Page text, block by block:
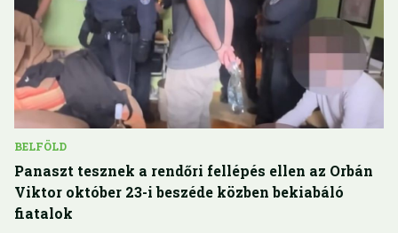
BELFÖLD
Panaszt tesznek a rendőri fellépés ellen az Orbán
Viktor október 23-i beszéde közben bekiabáló
fiatalok